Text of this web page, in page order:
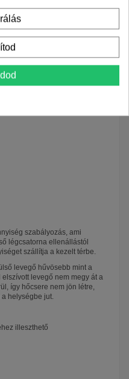
A készülék
szabályozás, ami
légcsatorna ellenállástól
szállítja a kezelt térbe.
levegő hűvösebb mint a
levegő nem megy át a
így hőcsere nem jön létre,
helységbe jut.
illeszthető